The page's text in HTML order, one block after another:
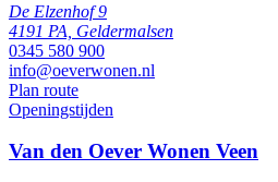
De Elzenhof 9
4191 PA, Geldermalsen
0345 580 900
info@oeverwonen.nl
Plan route
Openingstijden
Van den Oever Wonen Veen